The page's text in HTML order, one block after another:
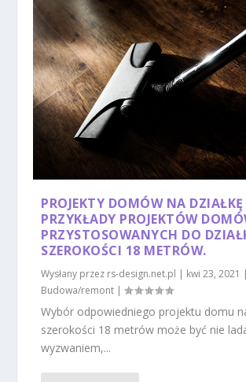
PROJEKTY DOMÓW NA
PRZYKŁADY PROJEKTÓW
PRZYSTOSOWANYCH DO
SZEROKOŚCI 18 METRÓW.
Wysłany przez rs-design.net.pl | kwi 23, 2021 |
Budowa/remont |
Wybór odpowiedniego projektu domu
szerokości 18 metrów może być nie
wyzwaniem,...